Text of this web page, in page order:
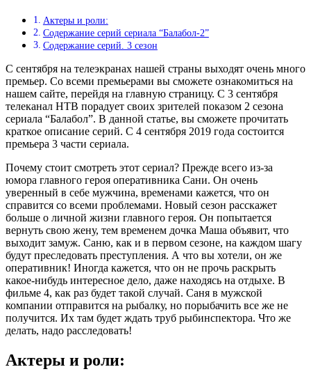
Актеры и роли:
Содержание серий сериала “Балабол-2”
Содержание серий. 3 сезон
С сентября на телеэкранах нашей страны выходят очень много
премьер. Со всеми премьерами вы сможете ознакомиться на
нашем сайте, перейдя на главную страницу. С 3 сентября
телеканал НТВ порадует своих зрителей показом 2 сезона
сериала “Балабол”. В данной статье, вы сможете прочитать
краткое описание серий. С 4 сентября 2019 года состоится
премьера 3 части сериала.
Почему стоит смотреть этот сериал? Прежде всего из-за
юмора главного героя оперативника Сани. Он очень
уверенный в себе мужчина, временами кажется, что он
справится со всеми проблемами. Новый сезон расскажет
больше о личной жизни главного героя. Он попытается
вернуть свою жену, тем временем дочка Маша объявит, что
выходит замуж. Саню, как и в первом сезоне, на каждом шагу
будут преследовать преступления. А что вы хотели, он же
оперативник! Иногда кажется, что он не прочь раскрыть
какое-нибудь интересное дело, даже находясь на отдыхе. В
фильме 4, как раз будет такой случай. Саня в мужской
компании отправится на рыбалку, но порыбачить все же не
получится. Их там будет ждать труб рыбинспектора. Что же
делать, надо расследовать!
Актеры и роли: